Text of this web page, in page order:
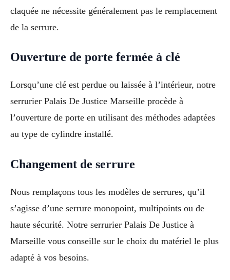
claquée ne nécessite généralement pas le remplacement
de la serrure.
Ouverture de porte fermée à clé
Lorsqu’une clé est perdue ou laissée à l’intérieur, notre
serrurier Palais De Justice Marseille procède à
l’ouverture de porte en utilisant des méthodes adaptées
au type de cylindre installé.
Changement de serrure
Nous remplaçons tous les modèles de serrures, qu’il
s’agisse d’une serrure monopoint, multipoints ou de
haute sécurité. Notre serrurier Palais De Justice à
Marseille vous conseille sur le choix du matériel le plus
adapté à vos besoins.